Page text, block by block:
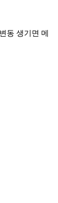
동 생기면 메